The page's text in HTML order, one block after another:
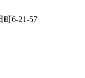
町6-21-57